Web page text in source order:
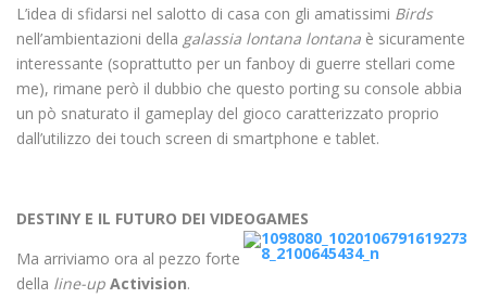
L’idea di sfidarsi nel salotto di casa con gli amatissimi Birds
nell’ambientazioni della galassia lontana lontana è sicuramente
interessante (soprattutto per un fanboy di guerre stellari come
me), rimane però il dubbio che questo porting su console abbia
un pò snaturato il gameplay del gioco caratterizzato proprio
dall’utilizzo dei touch screen di smartphone e tablet.
DESTINY E IL FUTURO DEI VIDEOGAMES
Ma arriviamo ora al pezzo forte
della line-up Activision.